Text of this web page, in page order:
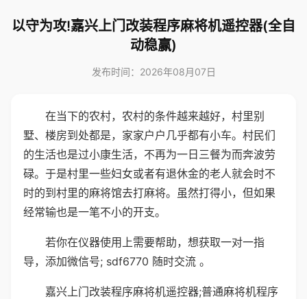
以守为攻!嘉兴上门改装程序麻将机遥控器(全自
动稳赢)
发布时间：2026年08月07日
在当下的农村，农村的条件越来越好，村里别
墅、楼房到处都是，家家户户几乎都有小车。村民们
的生活也是过小康生活，不再为一日三餐为而奔波劳
碌。于是村里一些妇女或者有退休金的老人就会时不
时的到村里的麻将馆去打麻将。虽然打得小，但如果
经常输也是一笔不小的开支。
若你在仪器使用上需要帮助，想获取一对一指
导，添加微信号; sdf6770 随时交流 。
嘉兴上门改装程序麻将机遥控器;普通麻将机程序